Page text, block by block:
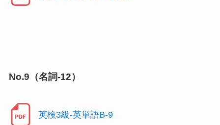
No.9（名詞-12）
英検3級-英単語B-9